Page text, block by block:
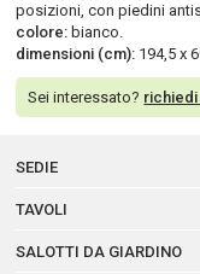
posizioni, con piedini
colore: bianco.
dimensioni (cm): 194,5 x
Sei interessato?
SEDIE
TAVOLI
SALOTTI DA GIARDINO